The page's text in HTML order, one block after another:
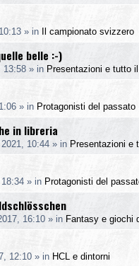
» in Il campionato svizzero
belle :-)
13:58 » in Presentazioni e tutto
» in Protagonisti del passato
in libreria
10:44 » in Presentazioni e
» in Protagonisti del
16:10 » in Fantasy e giochi
12:10 » in HCL e dintorni